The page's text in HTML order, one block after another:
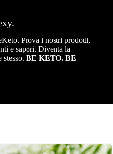
Prova i nostri prodotti,
e sapori. Diventa la
stesso.BE KETO. BE